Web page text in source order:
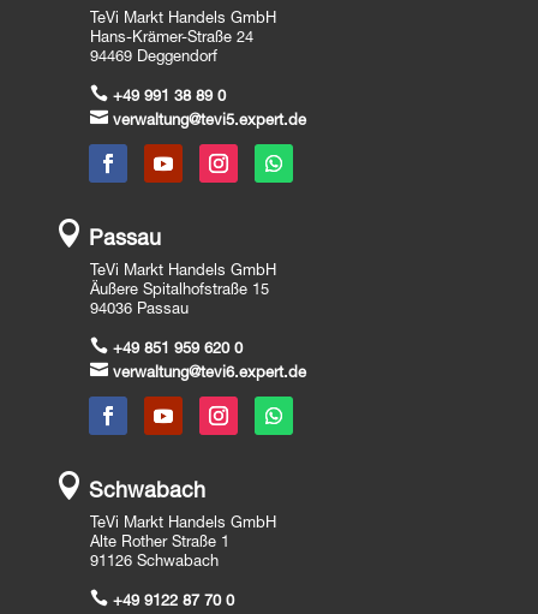
TeVi Markt Handels GmbH
Hans-Krämer-Straße 24
94469 Deggendorf
 +49 991 38 89 0
 verwaltung@tevi5.expert.de
 Passau
TeVi Markt Handels GmbH
Äußere Spitalhofstraße 15
94036 Passau
 +49 851 959 620 0
 verwaltung@tevi6.expert.de
 Schwabach
TeVi Markt Handels GmbH
Alte Rother Straße 1
91126 Schwabach
 +49 9122 87 70 0